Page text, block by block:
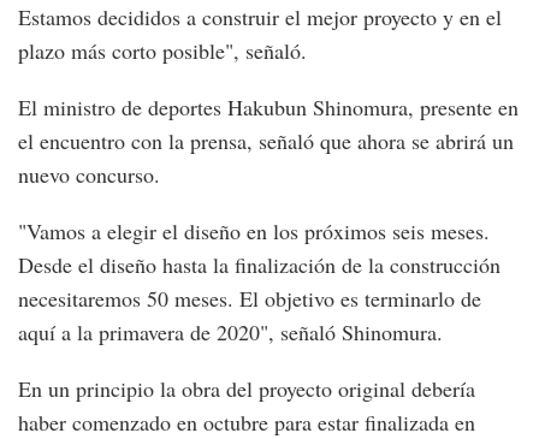
Estamos decididos a construir el mejor proyecto y en el
plazo más corto posible", señaló.
El ministro de deportes Hakubun Shinomura, presente en
el encuentro con la prensa, señaló que ahora se abrirá un
nuevo concurso.
"Vamos a elegir el diseño en los próximos seis meses.
Desde el diseño hasta la finalización de la construcción
necesitaremos 50 meses. El objetivo es terminarlo de
aquí a la primavera de 2020", señaló Shinomura.
En un principio la obra del proyecto original debería
haber comenzado en octubre para estar finalizada en